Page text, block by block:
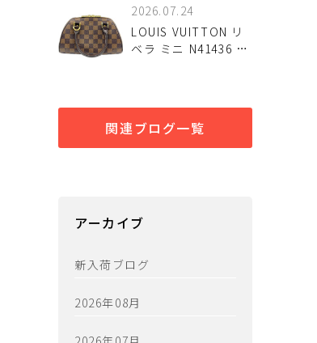
と注意点 中古で選ぶ
前に確認したいポイ
ント
2026.07.24
LOUIS VUITTON リ
ベラ ミニ N41436 ダ
関連ブログ一覧
アーカイブ
新入荷ブログ
2026年08月